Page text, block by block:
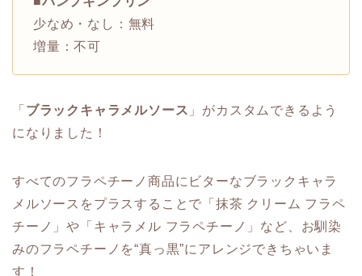
少なめ・なし：無料
増量：不可
「 ブラックキャラメルソース 」がカスタムできるよう
になりました！
すべてのフラペチーノ商品にビターなブラックキャラ
メルソースをプラスすることで「抹茶 クリーム フラペ
チーノ」や「キャラメル フラペチーノ」など、お馴染
みのフラペチーノを“真っ黒”にアレンジできちゃいま
す！